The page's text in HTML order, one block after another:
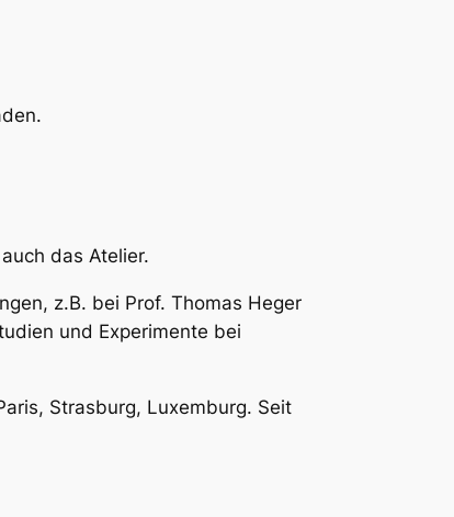
das Atelier.
z.B. bei Prof. Thomas Heger
und Experimente bei
Strasburg, Luxemburg. Seit